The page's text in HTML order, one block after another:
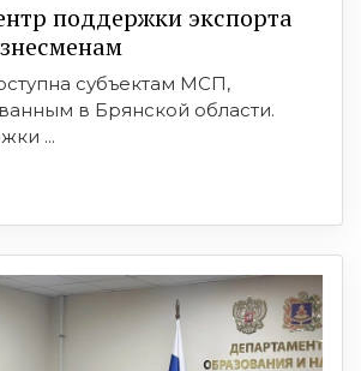
поддержки экспорта
субъектам МСП,
в Брянской области.
...